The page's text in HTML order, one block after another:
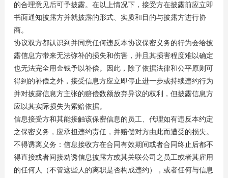
的合理意见后可予披露。在以上情况下，接受方在披露前应立即
书面通知披露方并就披露的形式、实质和目的与披露方进行协
商。
协议双方都认识到并同意任何违反本协议保密义务的行为会给披
露信息方带来无法弥补的损失和伤害，并且其损害程度难以确定
也无法完全用金钱予以补偿。因此，除了依据法律和公平原则可
得到的补偿之外，接受信息方应立即停止进一步或持续违约行为
并对披露信息方主张的赔偿数额放弃异议的权利，但披露信息方
应以其实际损失为索赔依据。
信息接受方和其能接触该保密信息的员工、代理如有违反本约定
之保密义务，应承担违约责任，并赔偿对方由此而遭受的损失。
不得诱离义务：信息接收方在合同有效期间或者合同终止后都不
得直接或者间接劝诱信息披露方或其关联公司之员工或者其雇用
的任何人（不管这些人的离职是否构成违约），或者任何与信息